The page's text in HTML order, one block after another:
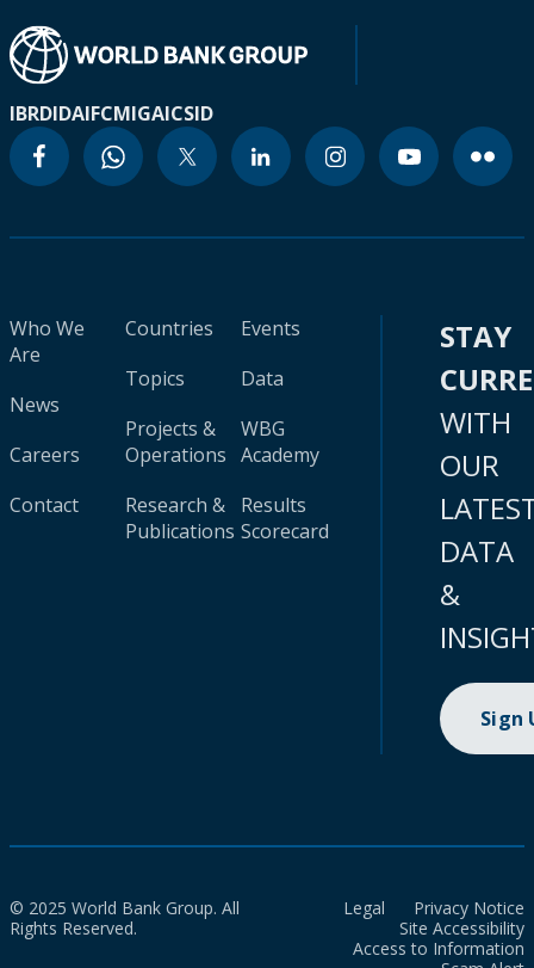
IBRDIDAIFCMIGAICSID
Who We
Are
News
Careers
Contact
Countries
Topics
Projects &
Operations
Research &
Publications
Events
Data
WBG
Academy
Results
Scorecard
STAY
WITH
OUR
DATA
&
Sign
© 2025 World Bank Group. All
Rights Reserved.
Legal
Privacy Notice
Site Accessibility
Access to Information